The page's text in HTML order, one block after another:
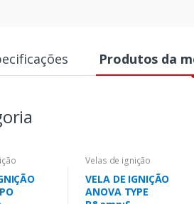
Produtos da
Velas de ignição
VELA DE IGNIÇÃO
ANOVA TYPE